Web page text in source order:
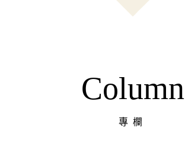
Column
專欄